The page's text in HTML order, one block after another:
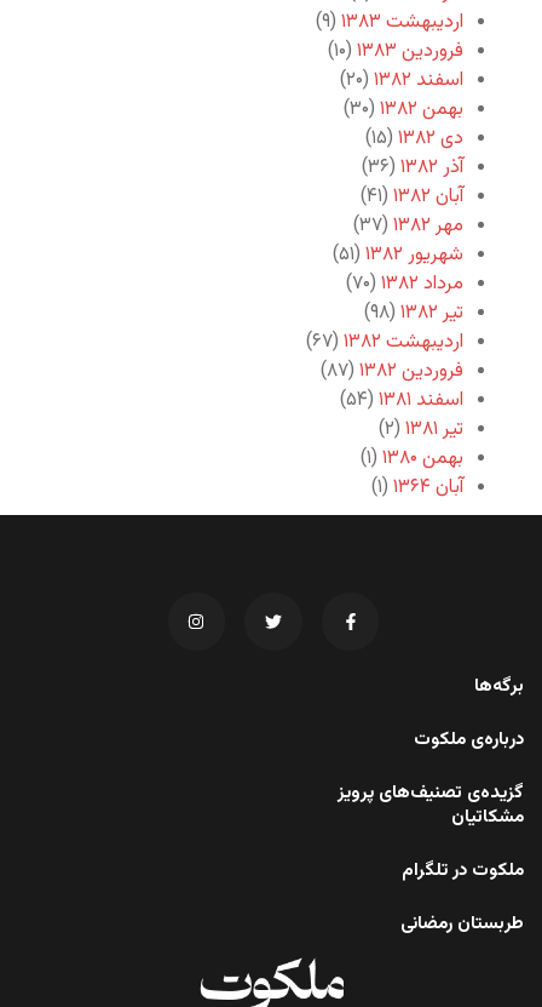
اردیبهشت ۱۳۸۳
(۹)
فروردین ۱۳۸۳
(۱۰)
اسفند ۱۳۸۲
(۲۰)
بهمن ۱۳۸۲
(۳۰)
دی ۱۳۸۲
(۱۵)
آذر ۱۳۸۲
(۳۶)
آبان ۱۳۸۲
(۴۱)
مهر ۱۳۸۲
(۳۷)
شهریور ۱۳۸۲
(۵۱)
مرداد ۱۳۸۲
(۷۰)
تیر ۱۳۸۲
(۹۸)
اردیبهشت ۱۳۸۲
(۶۷)
فروردین ۱۳۸۲
(۸۷)
اسفند ۱۳۸۱
(۵۴)
تیر ۱۳۸۱
(۲)
بهمن ۱۳۸۰
(۱)
آبان ۱۳۶۴
(۱)
برگه‌ها
درباره‌ی ملکوت
گزیده‌ی تصنیف‌های پرویز
مشکاتیان
ملکوت در تلگرام
طربستان رمضانی